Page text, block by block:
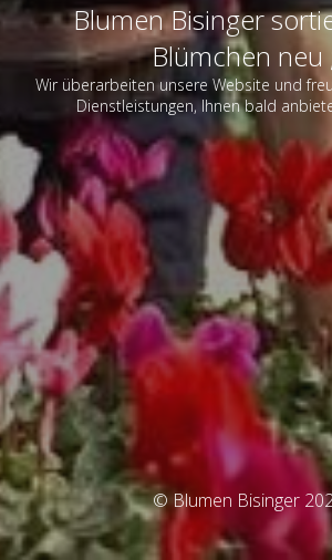
Blumen Bisinger
Blümchen neu
Wir überarbeiten unsere Website und
Dienstleistungen, Ihnen bald
© Blumen Bisinger